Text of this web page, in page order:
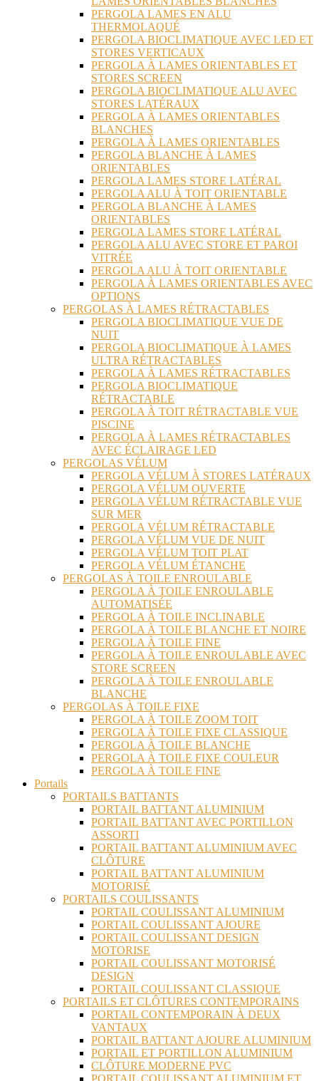
PERGOLA LAMES EN ALU
THERMOLAQUÉ
PERGOLA BIOCLIMATIQUE AVEC LED ET
STORES VERTICAUX
PERGOLA À LAMES ORIENTABLES ET
STORES SCREEN
PERGOLA BIOCLIMATIQUE ALU AVEC
STORES LATÉRAUX
PERGOLA À LAMES ORIENTABLES
BLANCHES
PERGOLA À LAMES ORIENTABLES
PERGOLA BLANCHE À LAMES
ORIENTABLES
PERGOLA LAMES STORE LATÉRAL
PERGOLA ALU À TOIT ORIENTABLE
PERGOLA BLANCHE À LAMES
ORIENTABLES
PERGOLA LAMES STORE LATÉRAL
PERGOLA ALU AVEC STORE ET PAROI
VITRÉE
PERGOLA ALU À TOIT ORIENTABLE
PERGOLA À LAMES ORIENTABLES AVEC
OPTIONS
PERGOLAS À LAMES RÉTRACTABLES
PERGOLA BIOCLIMATIQUE VUE DE
NUIT
PERGOLA BIOCLIMATIQUE À LAMES
ULTRA RÉTRACTABLES
PERGOLA À LAMES RÉTRACTABLES
PERGOLA BIOCLIMATIQUE
RÉTRACTABLE
PERGOLA À TOIT RÉTRACTABLE VUE
PISCINE
PERGOLA À LAMES RÉTRACTABLES
AVEC ÉCLAIRAGE LED
PERGOLAS VÉLUM
PERGOLA VÉLUM À STORES LATÉRAUX
PERGOLA VÉLUM OUVERTE
PERGOLA VÉLUM RÉTRACTABLE VUE
SUR MER
PERGOLA VÉLUM RÉTRACTABLE
PERGOLA VÉLUM VUE DE NUIT
PERGOLA VÉLUM TOIT PLAT
PERGOLA VÉLUM ÉTANCHE
PERGOLAS À TOILE ENROULABLE
PERGOLA À TOILE ENROULABLE
AUTOMATISÉE
PERGOLA À TOILE INCLINABLE
PERGOLA À TOILE BLANCHE ET NOIRE
PERGOLA À TOILE FINE
PERGOLA À TOILE ENROULABLE AVEC
STORE SCREEN
PERGOLA À TOILE ENROULABLE
BLANCHE
PERGOLAS À TOILE FIXE
PERGOLA À TOILE ZOOM TOIT
PERGOLA À TOILE FIXE CLASSIQUE
PERGOLA À TOILE BLANCHE
PERGOLA À TOILE FIXE COULEUR
PERGOLA À TOILE FINE
Portails
PORTAILS BATTANTS
PORTAIL BATTANT ALUMINIUM
PORTAIL BATTANT AVEC PORTILLON
ASSORTI
PORTAIL BATTANT ALUMINIUM AVEC
CLÔTURE
PORTAIL BATTANT ALUMINIUM
MOTORISÉ
PORTAILS COULISSANTS
PORTAIL COULISSANT ALUMINIUM
PORTAIL COULISSANT AJOURE
PORTAIL COULISSANT DESIGN
MOTORISE
PORTAIL COULISSANT MOTORISÉ
DESIGN
PORTAIL COULISSANT CLASSIQUE
PORTAILS ET CLÔTURES CONTEMPORAINS
PORTAIL CONTEMPORAIN À DEUX
VANTAUX
PORTAIL BATTANT AJOURE ALUMINIUM
PORTAIL ET PORTILLON ALUMINIUM
CLÔTURE MODERNE PVC
PORTAIL COULISSANT ALUMINIUM ET